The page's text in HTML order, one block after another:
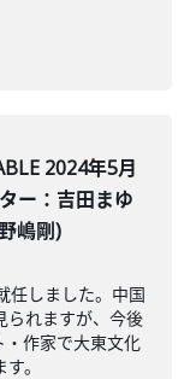
2024年5月
ー：吉田まゆ
嶋剛)
任しました。中国
られますが、今後
・作家で大東文化
。